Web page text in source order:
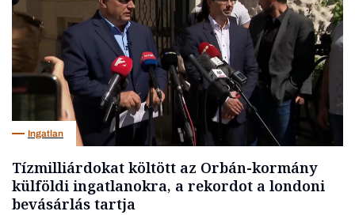
Ingatlan
Tízmilliárdokat költött az Orbán-kormány
külföldi ingatlanokra, a rekordot a londoni
bevásárlás tartja